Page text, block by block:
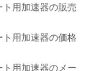
ト用加速器の販売
ト用加速器の価格
ト用加速器のメー